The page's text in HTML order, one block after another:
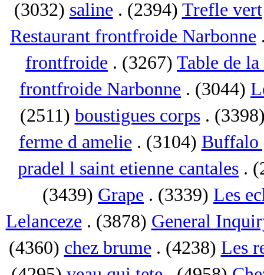
(3032) saline . (2394) Trefle vert
Restaurant frontfroide Narbonne
frontfroide . (3267) Table de
frontfroide Narbonne . (3044)
(2511) boustigues corps.
ferme d amelie . (3104) Buffalo
pradel l saint etienne cantales .
(3439) Grape . (3339) Les
Lelanceze . (3878) General
(4360) chez brume . (4238) Les